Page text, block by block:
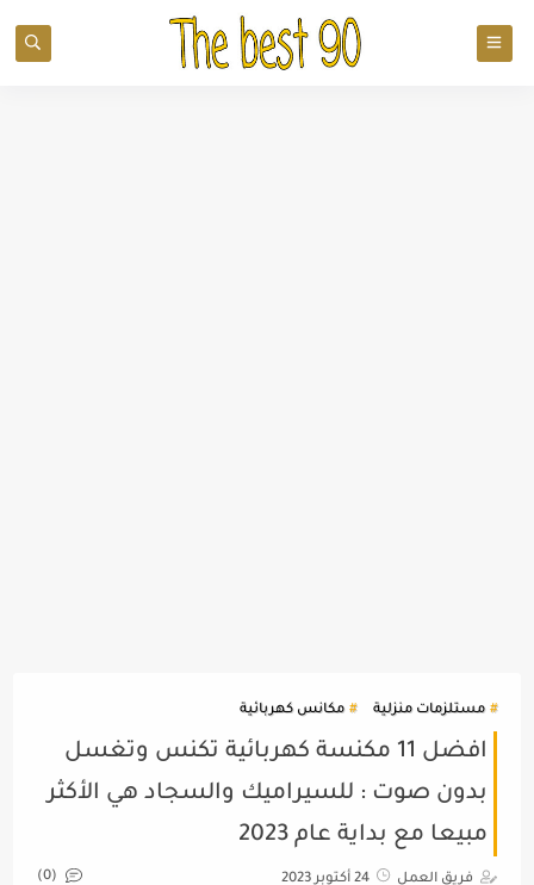
مستلزمات منزلية مكانس كهربائية
افضل 11 مكنسة كهربائية تكنس وتغسل
بدون صوت : للسيراميك والسجاد هي الأكثر
مبيعا مع بداية عام 2023
فريق العمل 24 أكتوبر 2023 (0)